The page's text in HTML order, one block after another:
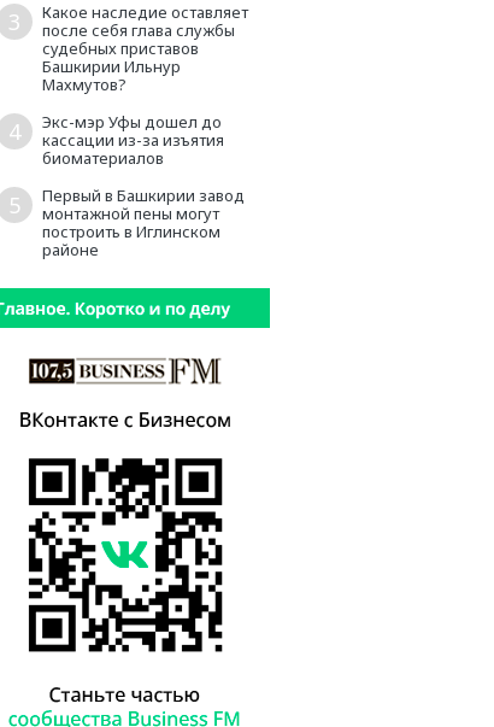
3
Какое наследие оставляет
после себя глава службы
судебных приставов
Башкирии Ильнур
Махмутов?
4
Экс-мэр Уфы дошел до
кассации из-за изъятия
биоматериалов
5
Первый в Башкирии завод
монтажной пены могут
построить в Иглинском
районе